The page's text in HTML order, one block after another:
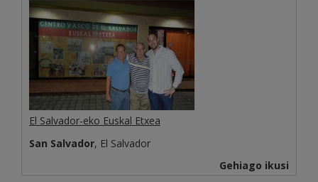
El Salvador-eko Euskal Etxea
San Salvador, El Salvador
Gehiago ikusi